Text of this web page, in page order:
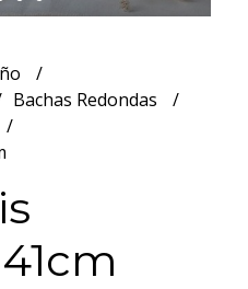
Bachas Redondas